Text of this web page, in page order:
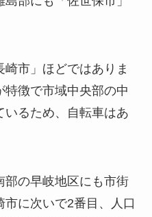
市」ほどではありま
徴で市域中央部の中
るため、自転車はあ
部の早岐地区にも市街
に次いで2番目、人口